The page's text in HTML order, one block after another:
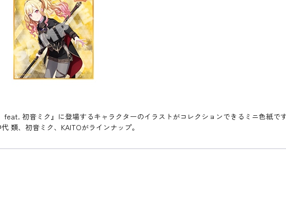
feat. 初音ミク』に登場するキャラクターのイラストがコレクションできるミニ色紙で
類、初音ミク、KAITOがラインナップ。